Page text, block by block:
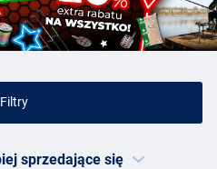
Filtry